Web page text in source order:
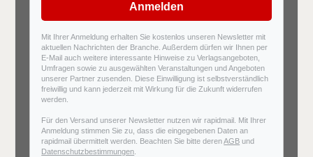
Anmelden
Mit Ihrer Anmeldung erhalten Sie kostenlos unseren Newsletter mit
aktuellen Nachrichten der Branche. Außerdem dürfen wir Ihnen per
E-Mail auch weitere interessante Hinweise zu Verlagsangeboten,
Umfragen sowie zu ausgewählten Veranstaltungen und Angeboten
unserer Partner zusenden. Diese Einwilligung ist selbstverständlich
freiwillig und kann jederzeit mit Wirkung für die Zukunft widerrufen
werden.
Für den Versand unserer Newsletter nutzen wir rapidmail. Mit Ihrer
Anmeldung stimmen Sie zu, dass die eingegebenen Daten an
rapidmail übermittelt werden. Beachten Sie bitte derenAGB und
Datenschutzbestimmungen.